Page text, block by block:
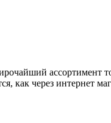
ассортимент
как через интернет